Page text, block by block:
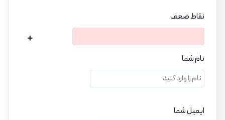
نقاط ضعف
نام شما
ایمیل شما